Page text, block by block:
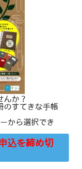
んか？
のすてきな手帳
から選択でき
込を締め切